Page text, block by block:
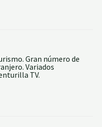
Gran número de
Variados
TV.